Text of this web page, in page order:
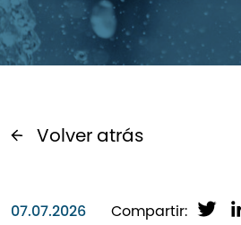
Volver atrás
07.07.2026 Compartir: